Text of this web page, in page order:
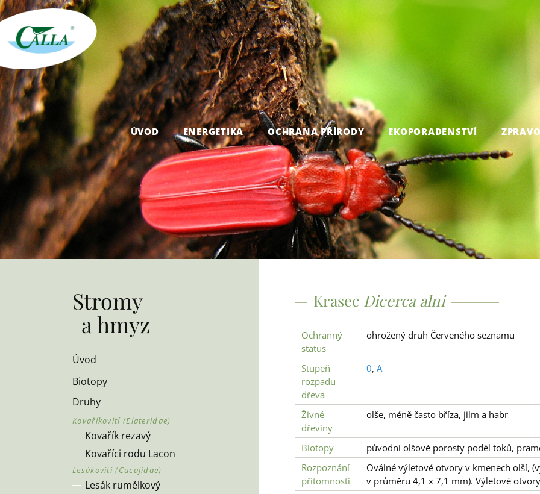
ÚVOD ENERGETIKA OCHRANA PŘÍRODY EKOPORADENSTVÍ
Stromy
a hmyz
Úvod
Biotopy
Druhy
Kovařík rezavý
Kovaříci rodu Lacon
Lesák rumělkový
Krasec Dicerca alni
Ochranný
status
ohrožený druh Červeného seznamu
Stupeň
rozpadu
dřeva
0,A
Živné
dřeviny
olše, méně často bříza, jilm a habr
Biotopy
původní olšové porosty podél toků,
Rozpoznání
přítomnosti
Oválné výletové otvory v kmenech olší,
v průměru 4,1 x 7,1 mm). Výletové